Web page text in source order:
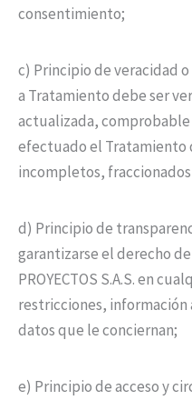
consentimiento;
c) Principio de veracidad
a Tratamiento debe ser
actualizada,
efectuado el Tratamiento
incompletos,
d) Principio de
garantizarse el derecho
PROYECTOS S.A.S. en
restricciones, información
datos que le conciernan;
e) Principio de acceso y